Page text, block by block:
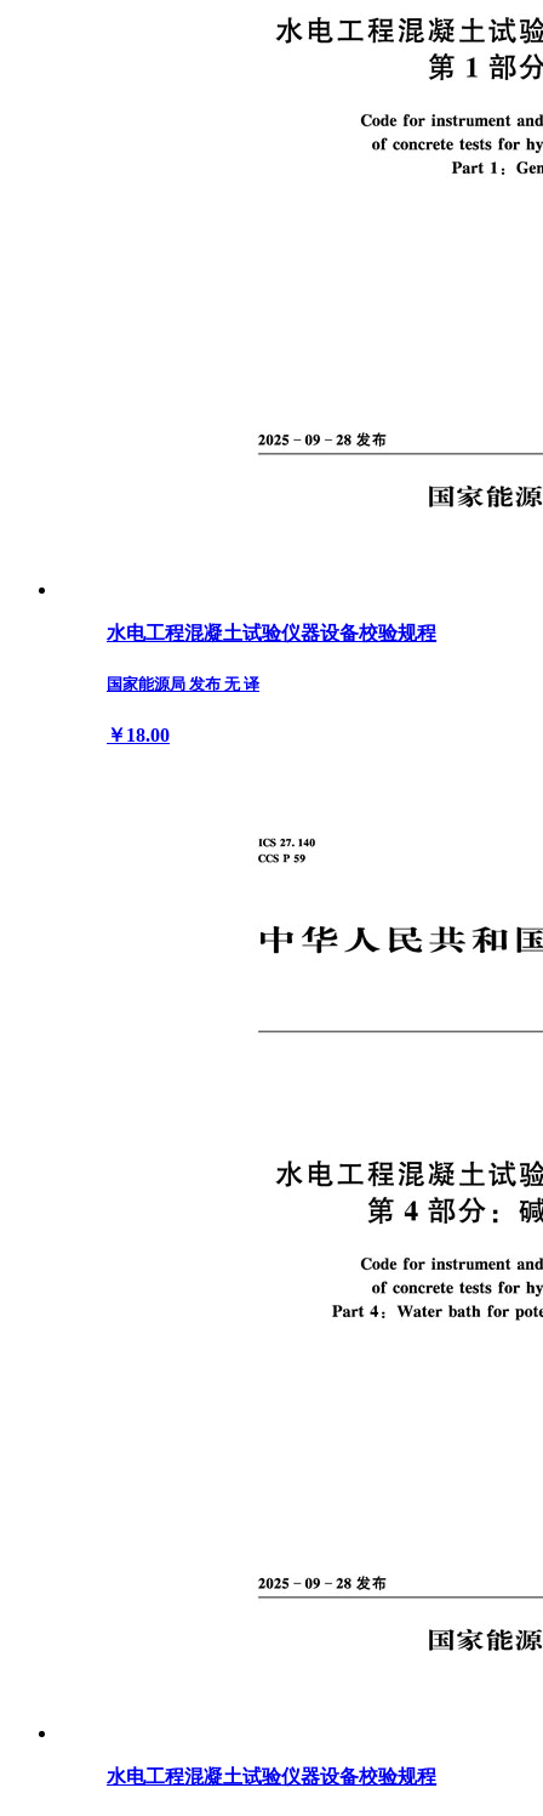
水电工程混凝土试验仪器设备校验规程
国家能源局 发布 无 译
￥18.00
水电工程混凝土试验仪器设备校验规程